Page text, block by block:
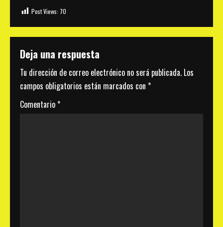
Post Views: 70
Deja una respuesta
Tu dirección de correo electrónico no será publicada. Los
campos obligatorios están marcados con *
Comentario*